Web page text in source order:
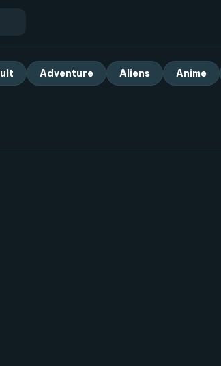
Adventure Aliens Anime